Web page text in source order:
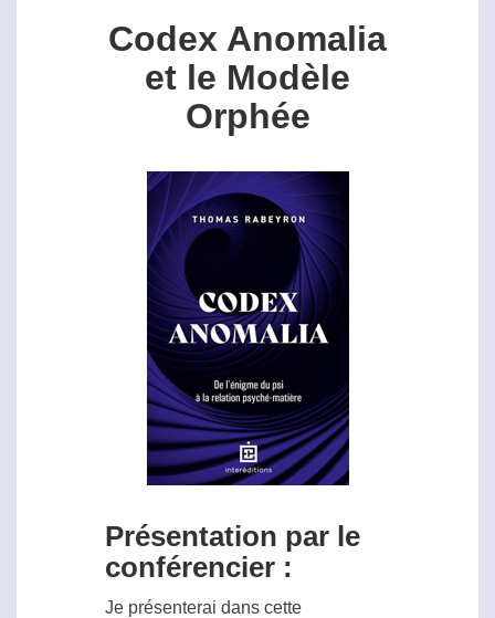
Codex Anomalia
et le Modèle
Orphée
Présentation par le
conférencier :
Je présenterai dans cette